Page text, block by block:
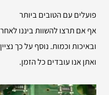
פועלים עם הטובים ביותר
אף אם תרצו להשוות ביננו
ובאיכות וכמות. נוסף על כך
ואתן אנו עובדים כל הזמן.